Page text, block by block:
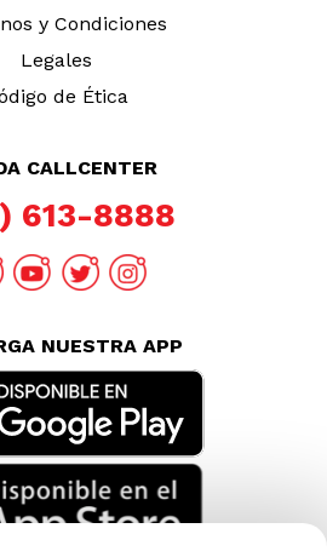
y Condiciones
Legales
de Ética
CALLCENTER
613-8888
NUESTRA APP